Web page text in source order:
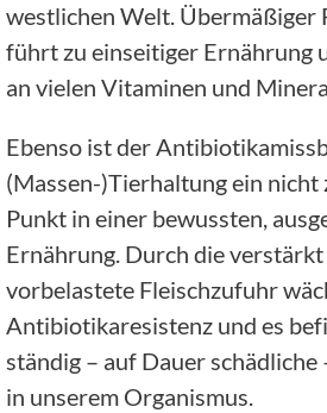
westlichen Welt. Übermäßiger
führt zu einseitiger Ernährung
an vielen Vitaminen und
Ebenso ist der
(Massen-)Tierhaltung ein nicht
Punkt in einer bewussten,
Ernährung. Durch die
vorbelastete Fleischzufuhr
Antibiotikaresistenz und es
ständig – auf Dauer
in unserem Organismus.